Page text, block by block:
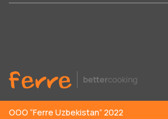
ООО “Ferre Uzbekistan” 2022